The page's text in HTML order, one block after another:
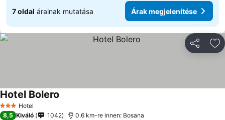
7 oldal árainak mutatása Árak megjelenítése
3 Kategória
Hotel
Hotel Bolero
8,5 Kiváló 1042 0.6 km-re innen: Bosana